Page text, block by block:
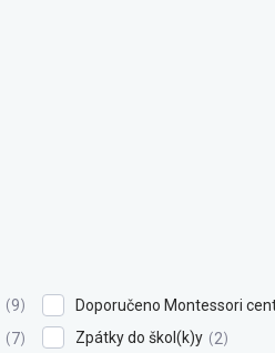
9 Doporučeno Montessori
7 Zpátky do škol(k)y 2